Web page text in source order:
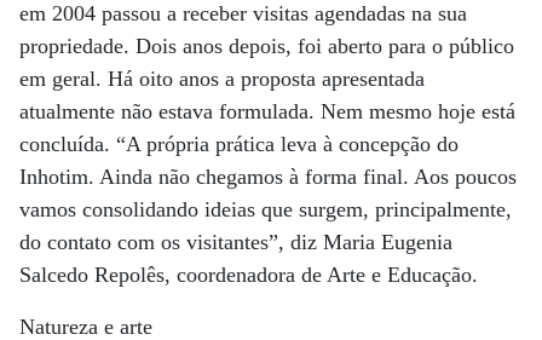
em 2004 passou a receber visitas agendadas na sua
propriedade. Dois anos depois, foi aberto para o público
em geral. Há oito anos a proposta apresentada
atualmente não estava formulada. Nem mesmo hoje está
concluída. “A própria prática leva à concepção do
Inhotim. Ainda não chegamos à forma final. Aos poucos
vamos consolidando ideias que surgem, principalmente,
do contato com os visitantes”, diz Maria Eugenia
Salcedo Repolês, coordenadora de Arte e Educação.
Natureza e arte